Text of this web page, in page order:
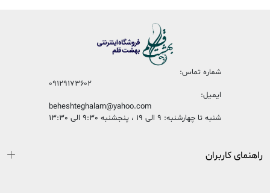
شماره تماس:
09129173602
ایمیل:
beheshteghalam@yahoo.com
شنبه تا چهارشنبه: 9 الی 19 ، پنجشنبه 9:30 الی 13:30
راهنمای کاربران